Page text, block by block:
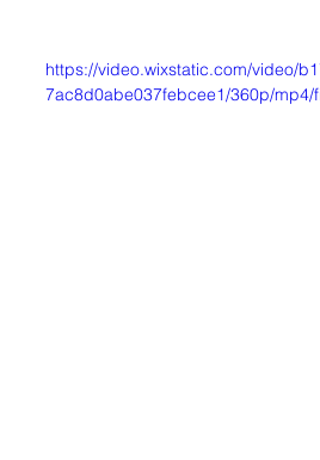
https://video.wixstatic.com/video/
7ac8d0abe037febcee1/360p/mp4/